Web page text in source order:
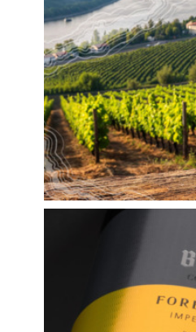
вина ТМ
Дизайн
пива
Collection